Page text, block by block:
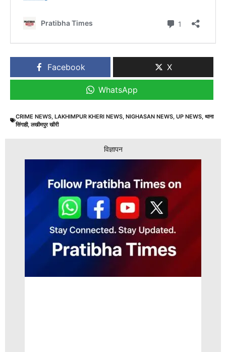
Facebook X
WhatsApp
CRIME NEWS, LAKHIMPUR KHERI NEWS, NIGHASAN NEWS, UP NEWS, थाना
सिंगाही,लखीमपुर खीरी
विज्ञापन